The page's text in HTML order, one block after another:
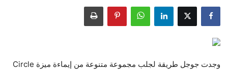
اقتصاد
وجدت جوجل طريقة لجلب مجموعة متنوعة من إيماءة ميزة Circle